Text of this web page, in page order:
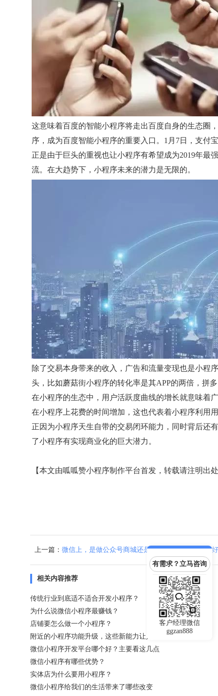
这意味着百度的智能小程序将走出百度自身的生态圈
序，成为百度智能小程序的重要入口。1月7日，支付
正是由于巨头的重视也让小程序有希望成为2019年最
流。在大趋势下，小程序未来的潜力是无限的。
除了交易本身带来的收入，广告和流量变现也是小程
头，比如蘑菇街小程序的转化率是其APP的两倍，拼
在小程序的生态中，用户活跃度曲线的增长就意味着
在小程序上花费的时间增加，这也代表着小程序利用
正因为小程序天生自带的交易闭环能力，同时背后还
了小程序有实现商业化的巨大潜力。
【本文由呱呱赞小程序制作平台首发，转载请注明出
上一篇： 微信上，是做公众号商城还是小程序商城呢？哪个
相关内容推荐
传统行业到底适不适合开发小程序？
为什么说微信小程序最赚钱？
店铺要怎么做一个小程序？
附近的小程序功能升级，这些新能力让人惊喜！
微信小程序开发平台哪个好？主要看这几点
微信小程序有哪些优势？
实体店为什么要用小程序？
微信小程序给我们的生活带来了哪些改变
有需求？立马咨询
客户经理微信
ggzan888